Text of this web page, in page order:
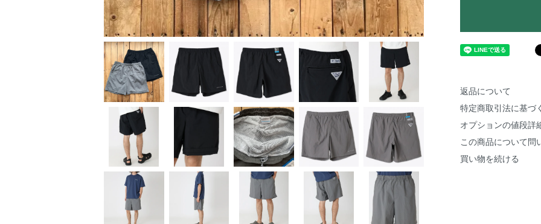
返品について
特定商取引法に基づ
オプションの値段詳
この商品について問
買い物を続ける